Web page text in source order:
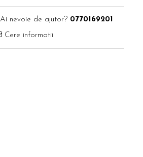
Ai nevoie de ajutor? 0770169201
Cere informatii